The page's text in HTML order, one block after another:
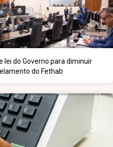
lei do Governo para diminuir
do Fethab